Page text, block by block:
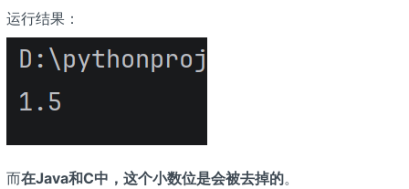
运行结果：
而在Java和C中，这个小数位是会被去掉的。